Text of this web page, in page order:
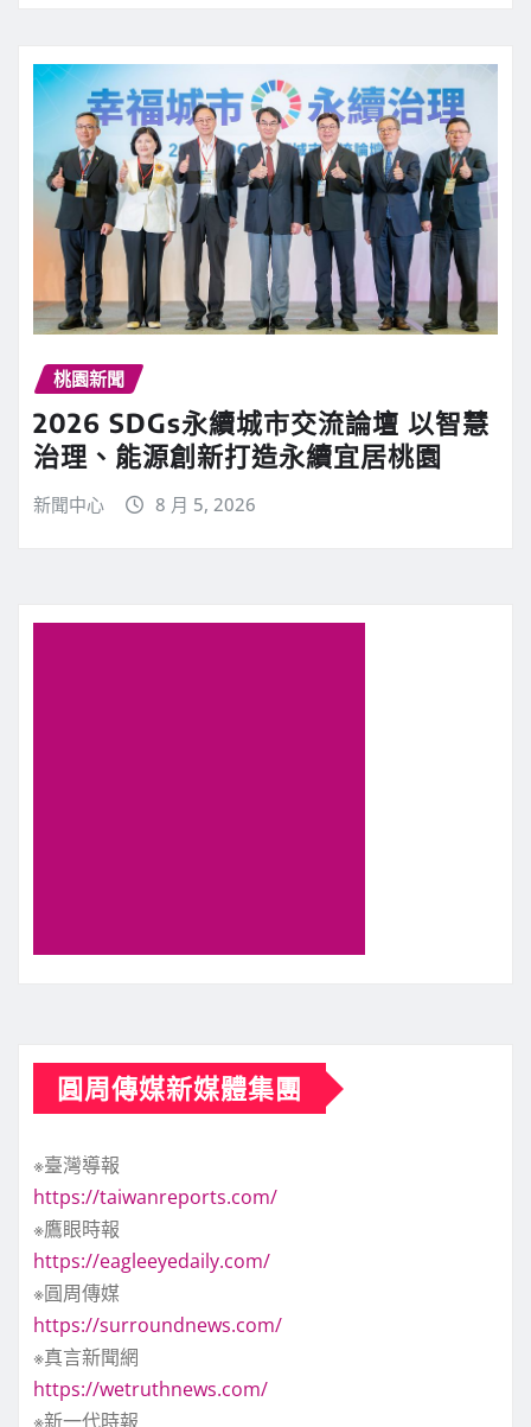
桃園新聞
2026 SDGs永續城市交流論壇 以智慧
治理、能源創新打造永續宜居桃園
新聞中心 8 月 5, 2026
圓周傳媒新媒體集團
※臺灣導報
https://taiwanreports.com/
※鷹眼時報
https://eagleeyedaily.com/
※圓周傳媒
https://surroundnews.com/
※真言新聞網
https://wetruthnews.com/
※新一代時報